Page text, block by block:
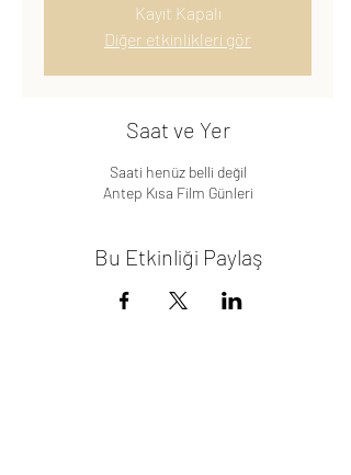
Kayıt Kapalı
Diğer etkinlikleri gör
Saat ve Yer
Saati henüz belli değil
Antep Kısa Film Günleri
Bu Etkinliği Paylaş